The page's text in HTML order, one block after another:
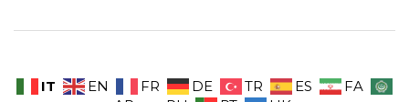
IT EN FR DE TR ES
FA